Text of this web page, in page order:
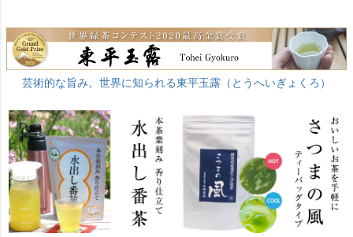
芸術的な旨み。世界に知られる東平玉露（とうへいぎょくろ）